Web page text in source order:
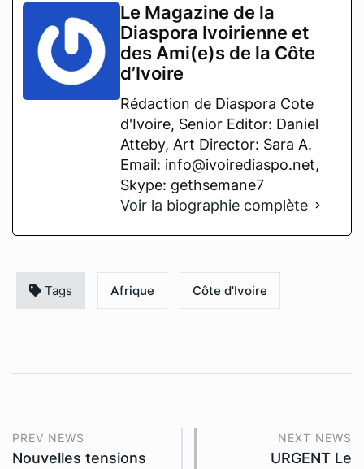
Le Magazine de la
Diaspora Ivoirienne et
des Ami(e)s de la Côte
d’Ivoire
Rédaction de Diaspora Cote
d'Ivoire, Senior Editor: Daniel
Atteby, Art Director: Sara A.
Email: info@ivoirediaspo.net,
Skype: gethsemane7
Voir la biographie complète
Tags Afrique Côte d'Ivoire
PREV NEWS
Nouvelles tensions
NEXT NEWS
URGENT Le